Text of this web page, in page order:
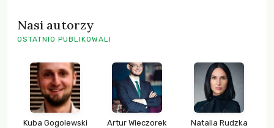
Nasi autorzy
OSTATNIO PUBLIKOWALI
Kuba Gogolewski Artur Wieczorek Natalia Rudzka